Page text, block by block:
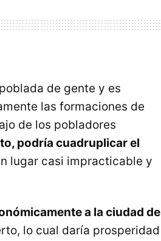
de gente y es
las formaciones de
de los pobladores
podría cuadruplicar el
lugar casi impracticable y
a la ciudad de
lo cual daría prosperidad